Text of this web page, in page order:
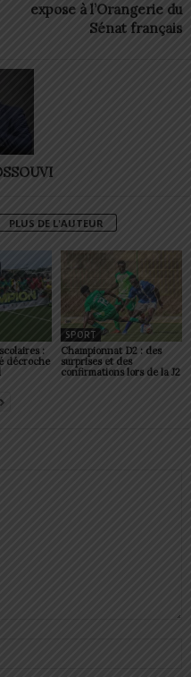
expose à l’Orangerie du
Sénat français
PLUS DE L'AUTEUR
:
décroche
SPORT
Championnat D2 : des
surprises et des
confirmations lors de la J2